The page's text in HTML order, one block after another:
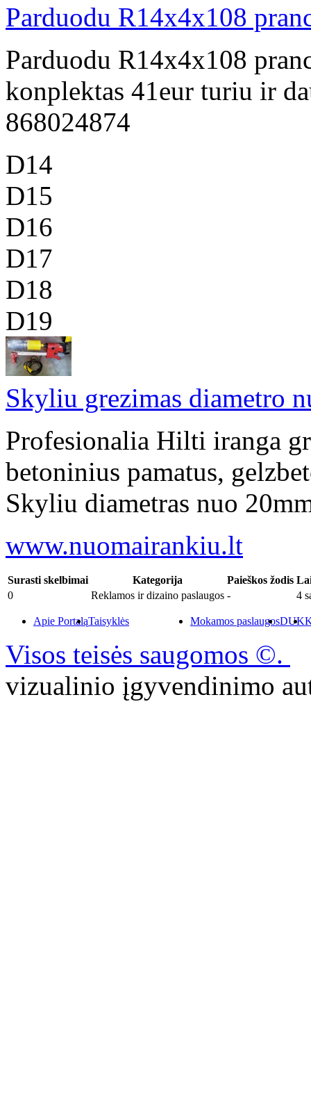
Parduodu R14x4x108
Parduodu R14x4x108
konplektas 41eur turiu ir
868024874
D14
D15
D16
D17
D18
D19
Skyliu grezimas diametro
Profesionalia Hilti iranga
betoninius pamatus,
Skyliu diametras nuo
www.nuomairankiu.lt
Surasti skelbimai Kategorija Paieškos žodis
0
Reklamos ir dizaino paslaugos - 4
Apie PortaląTaisyklės Mokamos paslaugosDUK
Visos teisės saugomos ©.
vizualinio įgyvendinimo